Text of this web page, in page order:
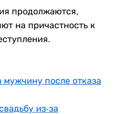
продолжаются,
на причастность к
после отказа
из-за